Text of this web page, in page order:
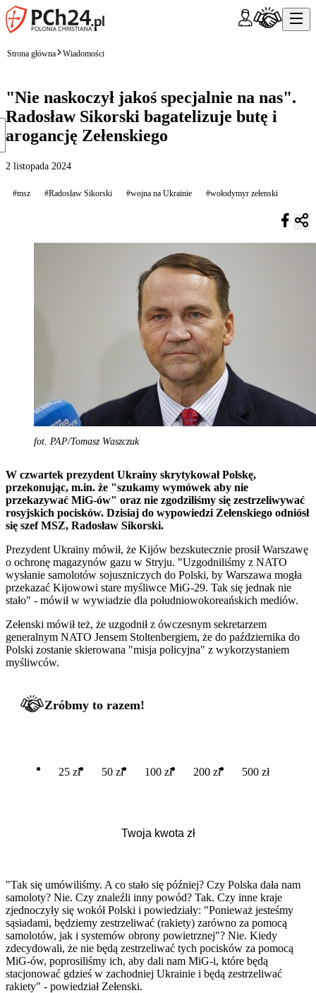
Strona główna Wiadomości
"Nie naskoczył jakoś specjalnie na nas".
Radosław Sikorski bagatelizuje butę i
arogancję Zełenskiego
2 listopada 2024
#msz #Radosław Sikorski #wojna na Ukrainie #wołodymyr zełenski
fot. PAP/Tomasz Waszczuk
W czwartek prezydent Ukrainy skrytykował Polskę,
przekonując, m.in. że "szukamy wymówek aby nie
przekazywać MiG-ów" oraz nie zgodziliśmy się zestrzeliwywać
rosyjskich pocisków. Dzisiaj do wypowiedzi Zełenskiego odniósł
się szef MSZ, Radosław Sikorski.
Prezydent Ukrainy mówił, że Kijów bezskutecznie prosił Warszawę
o ochronę magazynów gazu w Stryju. "Uzgodniliśmy z NATO
wysłanie samolotów sojuszniczych do Polski, by Warszawa mogła
przekazać Kijowowi stare myśliwce MiG-29. Tak się jednak nie
stało" - mówił w wywiadzie dla południowokoreańskich mediów.
Zełenski mówił też, że uzgodnił z ówczesnym sekretarzem
generalnym NATO Jensem Stoltenbergiem, że do października do
Polski zostanie skierowana "misja policyjna" z wykorzystaniem
myśliwców.
Zróbmy to razem!
25 zł 50 zł 100 zł 200 zł 500 zł
"Tak się umówiliśmy. A co stało się później? Czy Polska dała nam
samoloty? Nie. Czy znaleźli inny powód? Tak. Czy inne kraje
zjednoczyły się wokół Polski i powiedziały: "Ponieważ jesteśmy
sąsiadami, będziemy zestrzeliwać (rakiety) zarówno za pomocą
samolotów, jak i systemów obrony powietrznej"? Nie. Kiedy
zdecydowali, że nie będą zestrzeliwać tych pocisków za pomocą
MiG-ów, poprosiliśmy ich, aby dali nam MiG-i, które będą
stacjonować gdzieś w zachodniej Ukrainie i będą zestrzeliwać
rakiety" - powiedział Zełenski.